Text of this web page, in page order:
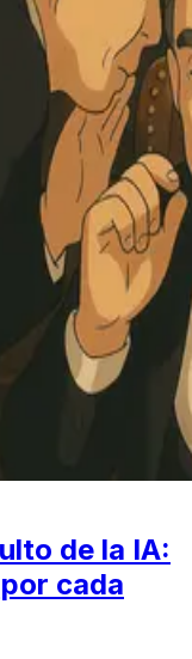
de la IA:
cada